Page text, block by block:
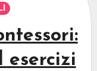
esercizi